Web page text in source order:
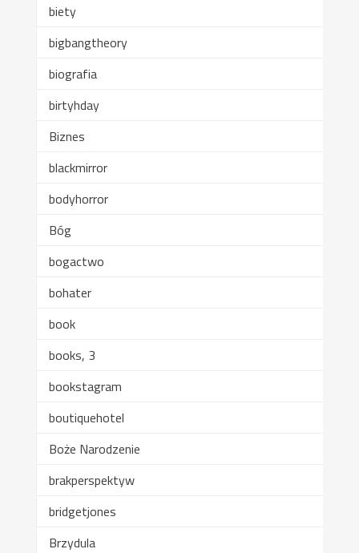
biety
bigbangtheory
biografia
birtyhday
Biznes
blackmirror
bodyhorror
Bóg
bogactwo
bohater
book
books, 3
bookstagram
boutiquehotel
Boże Narodzenie
brakperspektyw
bridgetjones
Brzydula